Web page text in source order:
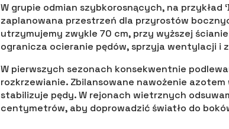
W grupie odmian szybkorosnących, na przykład
zaplanowana przestrzeń dla przyrostów
utrzymujemy zwykle 70 cm, przy wyższej
ogranicza ocieranie pędów, sprzyja wentylacji i
W pierwszych sezonach konsekwentnie
rozkrzewianie. Zbilansowane nawożenie
stabilizuje pędy. W rejonach wietrznych
centymetrów, aby doprowadzić światło do